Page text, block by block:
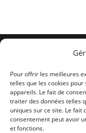
Pour offrir les meilleures
telles que les cookies
appareils. Le fait de
traiter des données telles
uniques sur ce site. Le fait
consentement peut avoir
et fonctions.